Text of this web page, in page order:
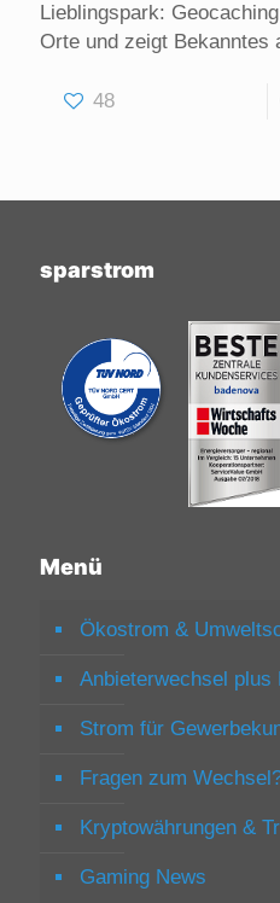
Lieblingspark:
Orte und zeigt Bekanntes
48
sparstrom
Menü
Ökostrom &
Anbieterwechsel plus
Strom für
Fragen zum
Kryptowährungen &
Gaming News